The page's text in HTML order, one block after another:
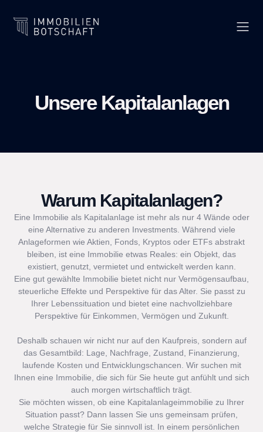
Unsere Kapitalanlagen
Warum Kapitalanlagen?
Eine Immobilie als Kapitalanlage ist mehr als nur 4 Wände oder
eine Alternative zu anderen Investments. Während viele
Anlageformen wie Aktien, Fonds, Kryptos oder ETFs abstrakt
bleiben, ist eine Immobilie etwas Reales: ein Objekt, das
existiert, genutzt, vermietet und entwickelt werden kann.
Eine gut gewählte Immobilie bietet nicht nur Vermögensaufbau,
steuerliche Effekte und Perspektive für das Alter. Sie passt zu
Ihrer Lebenssituation und bietet eine nachvollziehbare
Perspektive für Einkommen, Vermögen und Zukunft.
Deshalb schauen wir nicht nur auf den Kaufpreis, sondern auf
das Gesamtbild: Lage, Nachfrage, Zustand, Finanzierung,
laufende Kosten und Entwicklungschancen. Wir suchen mit
Ihnen eine Immobilie, die sich für Sie heute gut anfühlt und sich
auch morgen wirtschaftlich trägt.
Sie möchten wissen, ob eine Kapitalanlageimmobilie zu Ihrer
Situation passt? Dann lassen Sie uns gemeinsam prüfen,
welche Strategie für Sie sinnvoll ist. In einem persönlichen